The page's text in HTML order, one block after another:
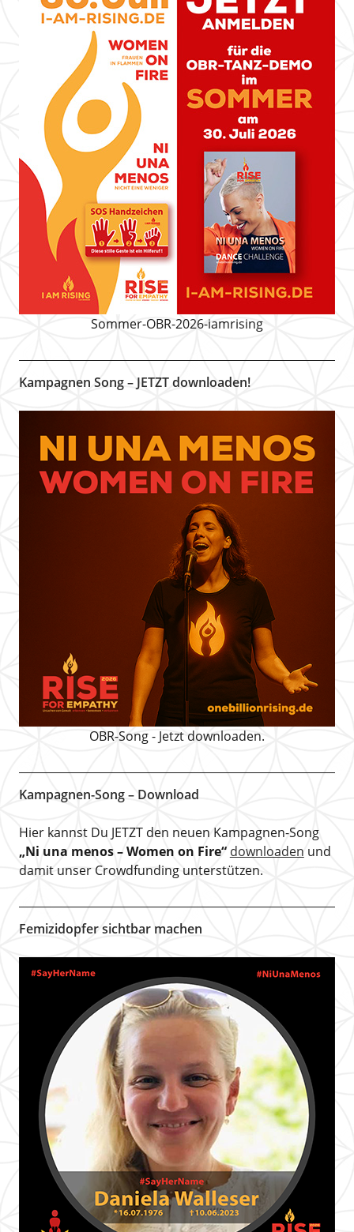
Sommer-OBR-2026-iamrising
Kampagnen Song – JETZT downloaden!
OBR-Song - Jetzt downloaden.
Kampagnen-Song – Download
Hier kannst Du JETZT den neuen Kampagnen-Song
„Ni una menos – Women on Fire“ downloaden und
damit unser Crowdfunding unterstützen.
Femizidopfer sichtbar machen